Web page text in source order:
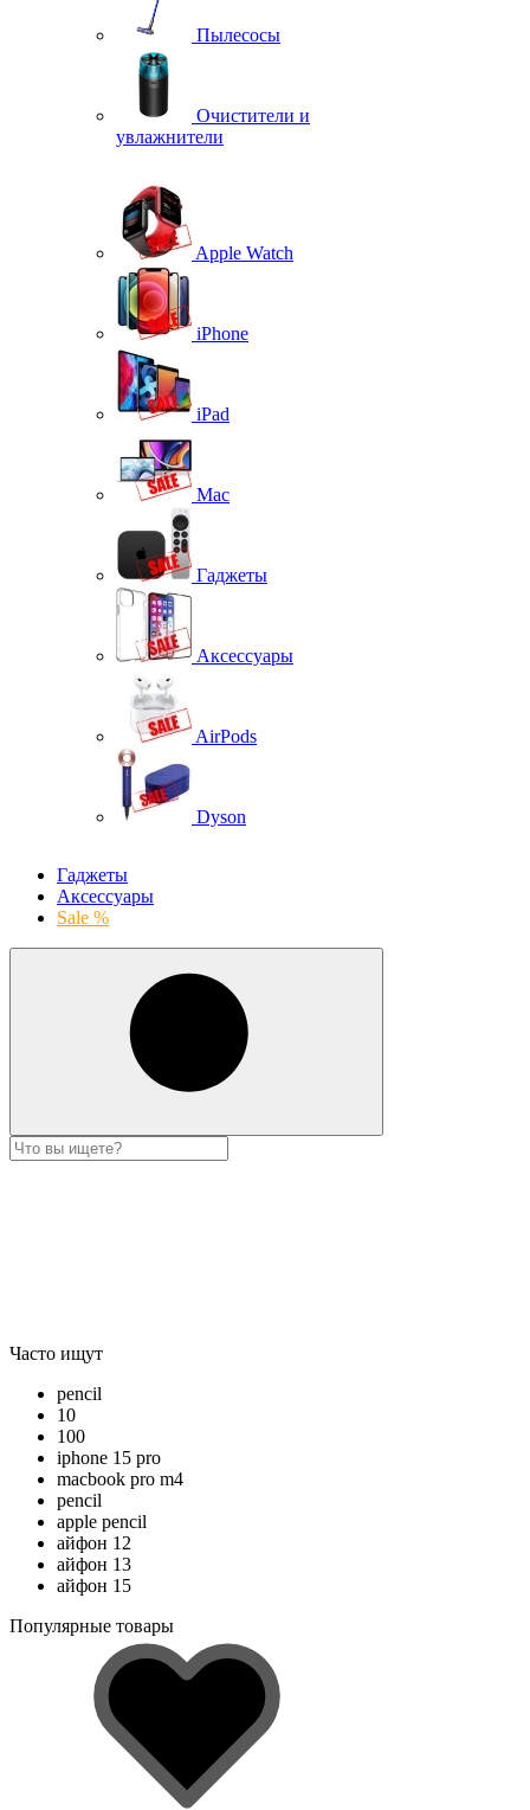
Пылесосы
Очистители и
увлажнители
Apple Watch
iPhone
iPad
Mac
Гаджеты
Аксессуары
AirPods
Dyson
Гаджеты
Аксессуары
Sale %
Часто ищут
pencil
10
100
iphone 15 pro
macbook pro m4
pencil
apple pencil
айфон 12
айфон 13
айфон 15
Популярные товары